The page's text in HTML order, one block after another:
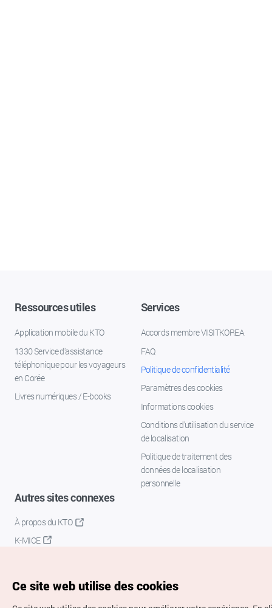
Ressources utiles
Application mobile du KTO
1330 Service d'assistance
téléphonique pour les voyageurs
en Corée
Livres numériques / E-books
Services
Accords membre VISITKOREA
FAQ
Politique de confidentialité
Paramètres des cookies
Informations cookies
Conditions d’utilisation du service
de localisation
Politique de traitement des
données de localisation
personnelle
Autres sites connexes
À propos du KTO
K-MICE
Ce site web utilise des cookies